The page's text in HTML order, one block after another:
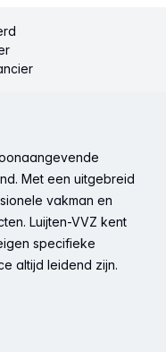
Met een uitgebreid
vakman en
Luijten-VVZ kent
specifieke
altijd leidend zijn.